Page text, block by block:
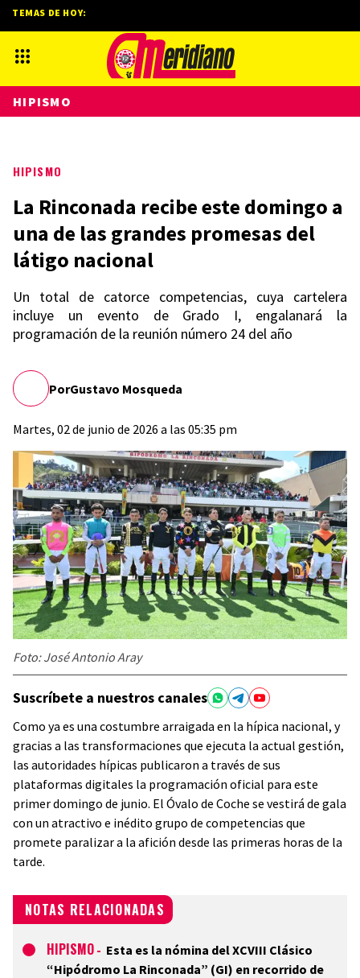
HIPISMO
La Rinconada recibe este domingo a
una de las grandes promesas del
látigo nacional
Un total de catorce competencias, cuya cartelera
incluye un evento de Grado I, engalanará la
programación de la reunión número 24 del año
PorGustavo Mosqueda
Martes, 02 de junio de 2026 a las 05:35 pm
Foto: José Antonio Aray
Suscríbete a nuestros canales
Como ya es una costumbre arraigada en la hípica nacional, y
gracias a las transformaciones que ejecuta la actual gestión,
las autoridades hípicas publicaron a través de sus
plataformas digitales la programación oficial para este
primer domingo de junio. El Óvalo de Coche se vestirá de gala
con un atractivo e inédito grupo de competencias que
promete paralizar a la afición desde las primeras horas de la
tarde.
NOTAS RELACIONADAS
HIPISMO - Esta es la nómina del XCVIII Clásico
“Hipódromo La Rinconada” (GI) en recorrido de
TEMAS DE HOY:
HIPISMO